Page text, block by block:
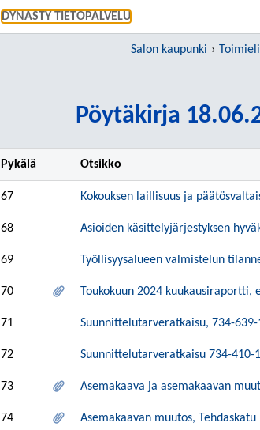
DYNASTY TIETOPALVELU
Salon kaupunki
Pöytäkirja
Pykälä Otsikko
67 Kokouksen laillisuus ja
68 Asioiden käsittelyjärjestyksen
69 Työllisyysalueen valmistelun
70 Toukokuun 2024 kuukausiraportti,
71 Suunnittelutarveratkaisu, 734-639-
72 Suunnittelutarveratkaisu 734-410-
73 Asemakaava ja asemakaavan
74 Asemakaavan muutos, Tehdaskatu